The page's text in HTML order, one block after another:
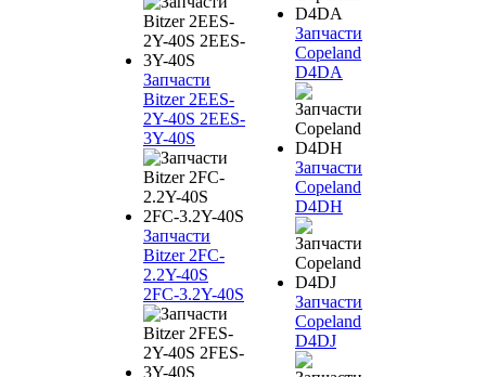
Запчасти
Bitzer 2EES-
2Y-40S 2EES-
3Y-40S
Запчасти
Bitzer 2FC-
2.2Y-40S
2FC-3.2Y-40S
Запчасти
Copeland
D4DA
Запчасти
Copeland
D4DH
Запчасти
Copeland
D4DJ